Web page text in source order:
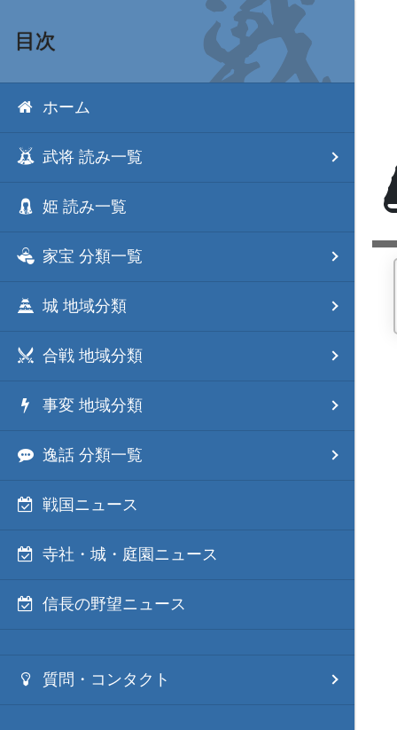
目次
ホーム
武将 読み一覧
姫 読み一覧
家宝 分類一覧
城 地域分類
合戦 地域分類
事変 地域分類
逸話 分類一覧
戦国ニュース
寺社・城・庭園ニュース
信長の野望ニュース
質問・コンタクト